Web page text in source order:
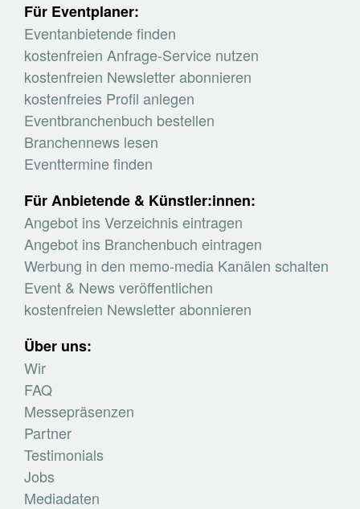
Für Eventplaner:
Eventanbietende finden
kostenfreien Anfrage-Service nutzen
kostenfreien Newsletter abonnieren
kostenfreies Profil anlegen
Eventbranchenbuch bestellen
Branchennews lesen
Eventtermine finden
Für Anbietende & Künstler:innen:
Angebot ins Verzeichnis eintragen
Angebot ins Branchenbuch eintragen
Werbung in den memo-media Kanälen schalten
Event & News veröffentlichen
kostenfreien Newsletter abonnieren
Über uns:
Wir
FAQ
Messepräsenzen
Partner
Testimonials
Jobs
Mediadaten